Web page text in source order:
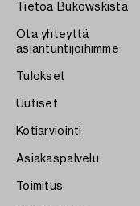
Tietoa Bukowskista
Ota yhteyttä
asiantuntijoihimme
Tulokset
Uutiset
Kotiarviointi
Asiakaspalvelu
Toimitus